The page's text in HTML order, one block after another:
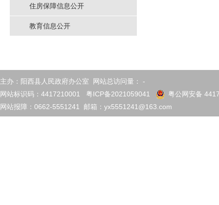
住房保障信息公开
教育信息公开
主办：阳西县人民政府办公室 网站总访问量： -
网站标识码：4417210001 粤ICP备2021059041
粤公网安备
网站报障：0662-5551241 邮箱：yx5551241@163.com